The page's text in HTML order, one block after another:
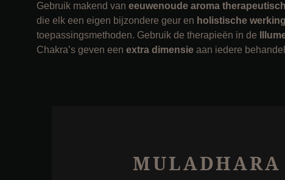
Gebruik makend van eeuwenoude aroma
die elk een eigen bijzondere geur en holistische werking
toepassingsmethoden. Gebruik de therapieën in de
Chakra’s geven een extra dimensie aan iedere
MULADHARA